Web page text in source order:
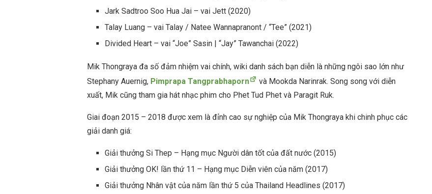
Jark Sadtroo Soo Hua Jai – vai Jett (2020)
Talay Luang – vai Talay / Natee Wannapranont / “Tee” (2021)
Divided Heart – vai “Joe” Sasin | “Jay” Tawanchai (2022)
Mik Thongraya đa số đảm nhiệm vai chính, wiki danh sách bạn diễn là những ngôi sao lớn như
Stephany Auernig, Pimprapa Tangprabhaporn
và Mookda Narinrak. Song song với diễn
xuất, Mik cũng tham gia hát nhạc phim cho Phet Tud Phet và Paragit Ruk.
Giai đoạn 2015 – 2018 được xem là đỉnh cao sự nghiệp của Mik Thongraya khi chinh phục các
giải danh giá:
Giải thưởng Si Thep – Hạng mục Người dân tốt của đất nước (2015)
Giải thưởng OK! lần thứ 11 – Hạng mục Diễn viên của năm (2017)
Giải thưởng Nhân vật của năm lần thứ 5 của Thailand Headlines (2017)